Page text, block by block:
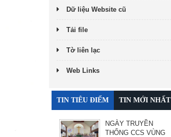
Dữ liệu Website cũ
Tải file
Tờ liên lạc
Web Links
TIN TIÊU ĐIỂM TIN MỚI NHẤT
NGÀY TRUYỀN
THỐNG CCS VÙNG